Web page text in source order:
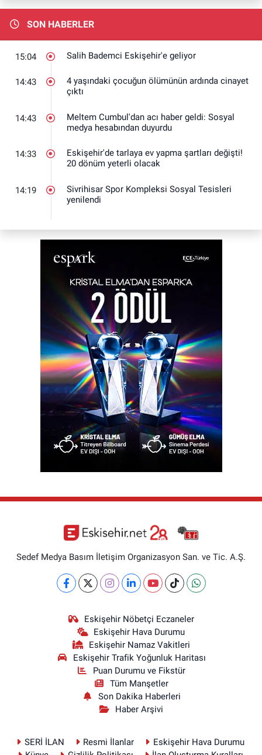
SON HABERLER
15:04 Salih Bademci Eskişehir'e geliyor
14:43
4 yaşındaki çocuğun ölümünün ardında cinayet
çıktı
14:43
Meltem Cumbul'dan acı haber geldi: Sosyal
medya hesabından duyurdu
14:33
Eskişehir'de tarlaya ev yapma şartları değişti!
20 dönüm yeterli olacak
14:19
Sivrihisar Spor Kompleksi Sosyal Tesisleri
yenilendi
Sedef Medya Basım İletişim Organizasyon San. ve Tic. A.Ş.
Eskişehir Nöbetçi Eczaneler
Eskişehir Hava Durumu
Eskişehir Namaz Vakitleri
Eskişehir Trafik Yoğunluk Haritası
Puan Durumu ve Fikstür
Tüm Manşetler
Son Dakika Haberleri
Haber Arşivi
SERİ İLAN Resmi İlanlar
Eskişehir Hava Durumu